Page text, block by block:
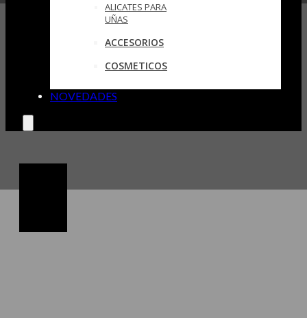
ALICATES PARA
UÑAS
ACCESORIOS
COSMETICOS
NOVEDADES